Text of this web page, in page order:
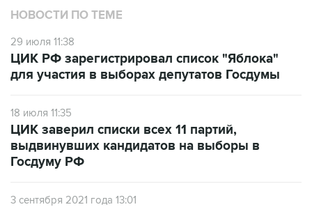
НОВОСТИ ПО ТЕМЕ
29 июля 11:38
ЦИК РФ зарегистрировал список "Яблока"
для участия в выборах депутатов Госдумы
18 июля 11:35
ЦИК заверил списки всех 11 партий,
выдвинувших кандидатов на выборы в
Госдуму РФ
3 сентября 2021 года 13:01